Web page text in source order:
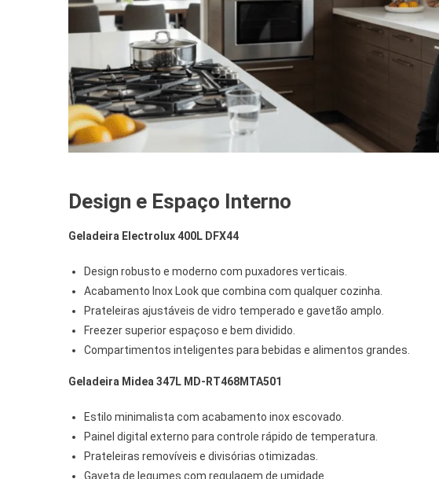
Design e Espaço Interno
Geladeira Electrolux 400L DFX44
Design robusto e moderno com puxadores verticais.
Acabamento Inox Look que combina com qualquer cozinha.
Prateleiras ajustáveis de vidro temperado e gavetão amplo.
Freezer superior espaçoso e bem dividido.
Compartimentos inteligentes para bebidas e alimentos grandes.
Geladeira Midea 347L MD-RT468MTA501
Estilo minimalista com acabamento inox escovado.
Painel digital externo para controle rápido de temperatura.
Prateleiras removíveis e divisórias otimizadas.
Gaveta de legumes com regulagem de umidade.